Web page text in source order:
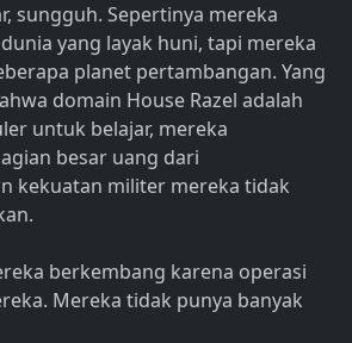
sungguh. Sepertinya mereka
yang layak huni, tapi mereka
planet pertambangan. Yang
domain House Razel adalah
untuk belajar, mereka
besar uang dari
kekuatan militer mereka tidak
berkembang karena operasi
Mereka tidak punya banyak